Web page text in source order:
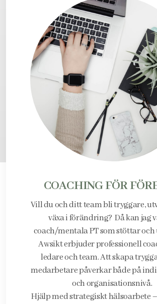
COACHING FÖR
Vill du och ditt team bli tryggare,
växa i förändring? Då kan jag
coach/mentala PT som stöttar
Awsikt erbjuder professionell
ledare och team. Att skapa
medarbetare påverkar både på
och organisationsnivå.
Hjälp med strategiskt hälsoarbete